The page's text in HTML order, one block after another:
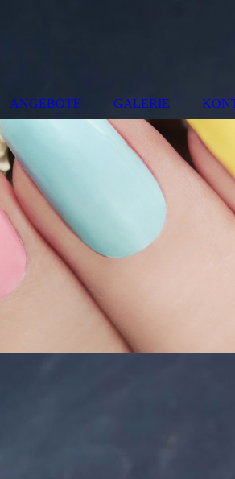
ANGEBOTE GALERIE